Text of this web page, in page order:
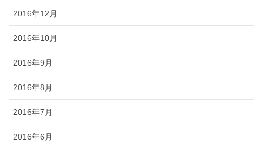
2016年12月
2016年10月
2016年9月
2016年8月
2016年7月
2016年6月